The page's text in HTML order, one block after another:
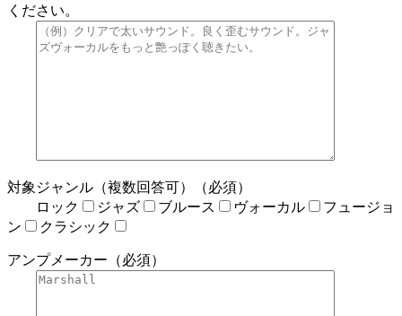
ください。
対象ジャンル（複数回答可）（必須）
ロック
ジャズ ブルース ヴォーカル
フュージョ
ン
クラシック
アンプメーカー（必須）